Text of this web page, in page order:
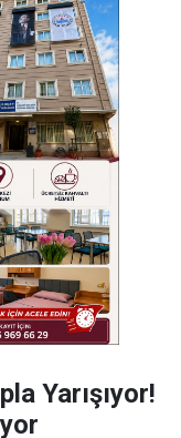
Yarışıyor!